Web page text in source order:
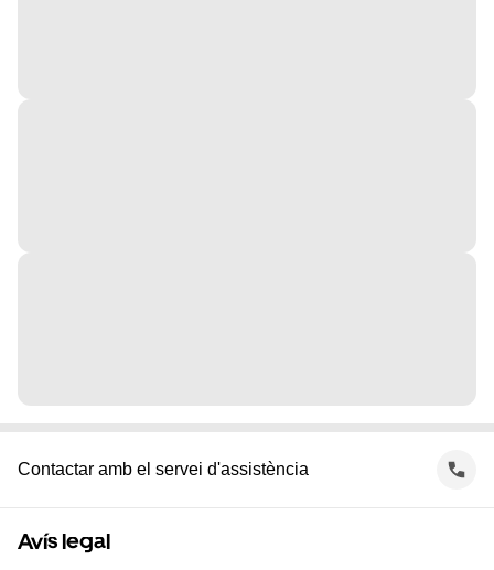
Contactar amb el servei d'assistència
Avís legal